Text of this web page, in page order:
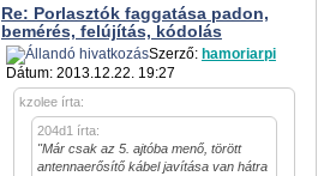
Re: Porlasztók faggatása padon,
bemérés, felújítás, kódolás
Szerző: hamoriarpi
Dátum: 2013.12.22. 19:27
kzolee írta:
204d1 írta:
"Már csak az 5. ajtóba menő, törött
antennaerősítő kábel javítása van hátra